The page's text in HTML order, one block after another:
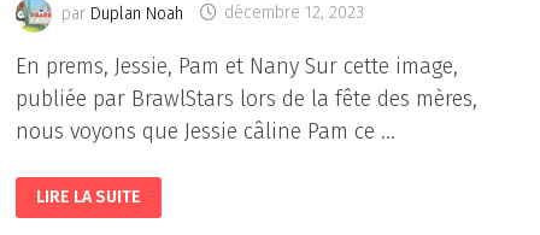
par Duplan Noah décembre 12, 2023
En prems, Jessie, Pam et Nany Sur cette image,
publiée par BrawlStars lors de la fête des mères,
nous voyons que Jessie câline Pam ce …
BRAWLSTARS
:
LES
LIRE LA SUITE